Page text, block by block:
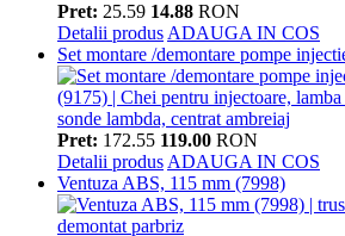
Pret: 25.59 14.88 RON
Detalii produs ADAUGA IN COS
Set montare /demontare pompe
Pret: 172.55 119.00 RON
Detalii produs ADAUGA IN COS
Ventuza ABS, 115 mm (7998)